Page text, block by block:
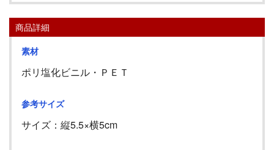
商品詳細
素材
ポリ塩化ビニル・ＰＥＴ
参考サイズ
サイズ：縦5.5×横5cm